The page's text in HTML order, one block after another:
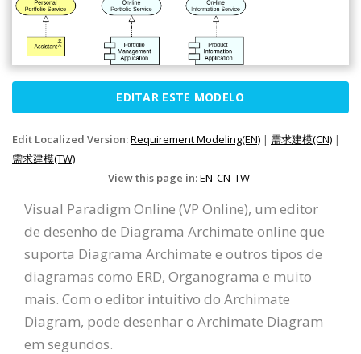
EDITAR ESTE MODELO
Edit Localized Version:Requirement Modeling(EN) | 需求建模(CN) |
需求建模(TW)
View this page in:EN CN TW
Visual Paradigm Online (VP Online), um editor
de desenho de Diagrama Archimate online que
suporta Diagrama Archimate e outros tipos de
diagramas como ERD, Organograma e muito
mais. Com o editor intuitivo do Archimate
Diagram, pode desenhar o Archimate Diagram
em segundos.